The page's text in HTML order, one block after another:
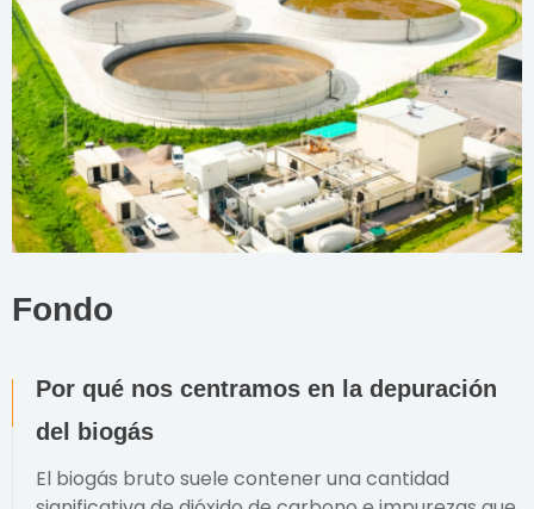
Fondo
Por qué nos centramos en la depuración
del biogás
El biogás bruto suele contener una cantidad